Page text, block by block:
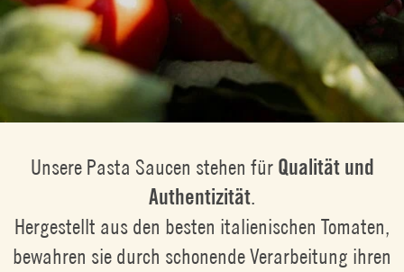
Unsere Pasta Saucen stehen für Qualität und
Authentizität.
Hergestellt aus den besten italienischen Tomaten,
bewahren sie durch schonende Verarbeitung ihren